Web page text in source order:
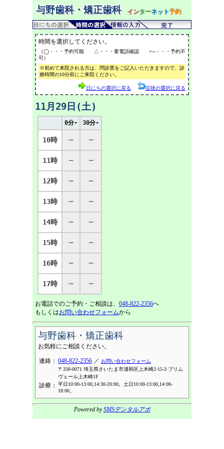
与野歯科・矯正歯科 インターネット予約
時間を選択してください。
（◯・・・予約可能 △・・・要電話確認 ×─・・・予約不
可）
※初めて来院される方は、問診票をご記入いただきますので、診
療時間の10分前にご来院ください。
日にちの選択に戻る 症状の選択に戻る
11月29日(土)
0分- 30分-
10時 ─ ─
11時 ─ ─
12時 ─ ─
13時 ─ ─
14時 ─ ─
15時 ─ ─
16時 ─ ─
17時 ─ ─
お電話でのご予約・ご相談は、 048-822-2356へ
もしくはお問い合わせフォームから
与野歯科・矯正歯科
お気軽にご相談ください。
連絡： 048-822-2356 ／ お問い合わせフォーム
〒330-0071 埼玉県さいたま市浦和区上木崎2-15-3 プリム
ヴェール上木崎1F
診療：
平日10:00-13:00,14:30-20:00。土日10:00-13:00,14:00-
18:00。
Powered bySMSデンタルアポ